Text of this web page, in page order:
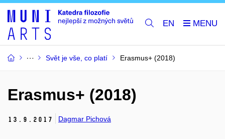
EN
Svět je vše, co platí Erasmus+ (2018)
Erasmus+ (2018)
13. 9. 2017 Dagmar Pichová